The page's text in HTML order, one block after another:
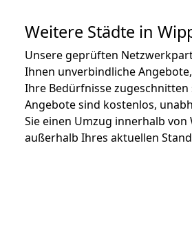
Weitere Städte in
Unsere geprüften
Ihnen unverbindliche
Ihre Bedürfnisse zugeschnitten
Angebote sind kostenlos,
Sie einen Umzug innerhalb
außerhalb Ihres aktuellen